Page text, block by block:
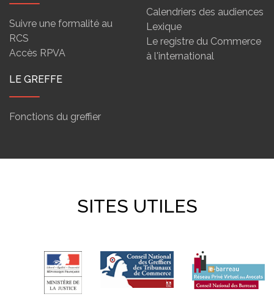
Suivre une formalité au
RCS
Accès RPVA
Calendriers des audiences
Lexique
Le registre du Commerce
à l'international
LE GREFFE
Fonctions du greffier
SITES UTILES